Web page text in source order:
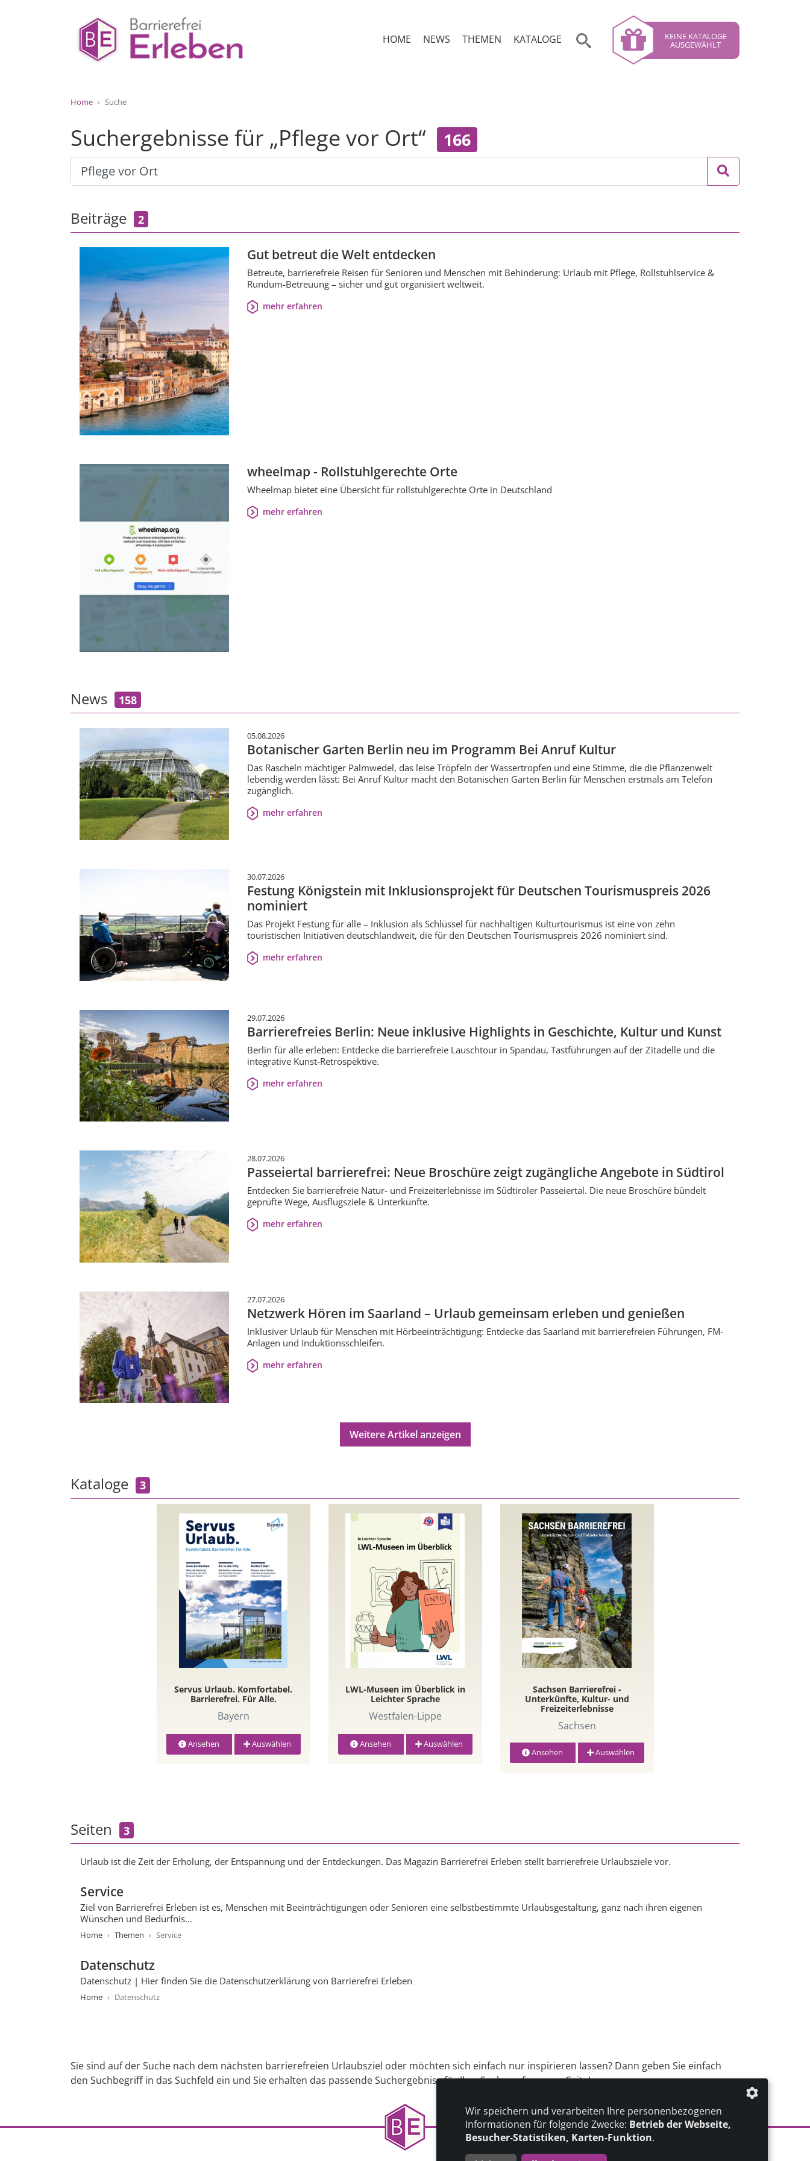
HOME NEWS THEMEN KATALOGE KEINE KATALOGE
AUSGEWÄHLT
Home Suche
Suchergebnisse für „Pflege vor Ort“ 166
Beiträge 2
Gut betreut die Welt entdecken
Betreute, barrierefreie Reisen für Senioren und Menschen mit Behinderung: Urlaub mit Pflege, Rollstuhlservice &
Rundum-Betreuung – sicher und gut organisiert weltweit.
mehr erfahren
wheelmap - Rollstuhlgerechte Orte
Wheelmap bietet eine Übersicht für rollstuhlgerechte Orte in Deutschland
mehr erfahren
News 158
05.08.2026
Botanischer Garten Berlin neu im Programm Bei Anruf Kultur
Das Rascheln mächtiger Palmwedel, das leise Tröpfeln der Wassertropfen und eine Stimme, die die Pflanzenwelt
lebendig werden lässt: Bei Anruf Kultur macht den Botanischen Garten Berlin für Menschen erstmals am Telefon
zugänglich.
mehr erfahren
30.07.2026
Festung Königstein mit Inklusionsprojekt für Deutschen Tourismuspreis 2026
nominiert
Das Projekt Festung für alle – Inklusion als Schlüssel für nachhaltigen Kulturtourismus ist eine von zehn
touristischen Initiativen deutschlandweit, die für den Deutschen Tourismuspreis 2026 nominiert sind.
mehr erfahren
29.07.2026
Barrierefreies Berlin: Neue inklusive Highlights in Geschichte, Kultur und Kunst
Berlin für alle erleben: Entdecke die barrierefreie Lauschtour in Spandau, Tastführungen auf der Zitadelle und die
integrative Kunst-Retrospektive.
mehr erfahren
28.07.2026
Passeiertal barrierefrei: Neue Broschüre zeigt zugängliche Angebote in Südtirol
Entdecken Sie barrierefreie Natur- und Freizeiterlebnisse im Südtiroler Passeiertal. Die neue Broschüre bündelt
geprüfte Wege, Ausflugsziele & Unterkünfte.
mehr erfahren
27.07.2026
Netzwerk Hören im Saarland – Urlaub gemeinsam erleben und genießen
Inklusiver Urlaub für Menschen mit Hörbeeinträchtigung: Entdecke das Saarland mit barrierefreien Führungen, FM-
Anlagen und Induktionsschleifen.
mehr erfahren
Weitere Artikel anzeigen
Kataloge 3
Servus Urlaub. Komfortabel.
Barrierefrei. Für Alle.
Bayern
Ansehen Auswählen
LWL-Museen im Überblick in
Leichter Sprache
Westfalen-Lippe
Ansehen Auswählen
Sachsen Barrierefrei -
Unterkünfte, Kultur- und
Freizeiterlebnisse
Sachsen
Ansehen Auswählen
Seiten 3
Urlaub ist die Zeit der Erholung, der Entspannung und der Entdeckungen. Das Magazin Barrierefrei Erleben stellt barrierefreie Urlaubsziele vor.
Service
Ziel von Barrierefrei Erleben ist es, Menschen mit Beeinträchtigungen oder Senioren eine selbstbestimmte Urlaubsgestaltung, ganz nach ihren eigenen
Wünschen und Bedürfnis...
Home Themen Service
Datenschutz
Datenschutz | Hier finden Sie die Datenschutzerklärung von Barrierefrei Erleben
Home Datenschutz
Sie sind auf der Suche nach dem nächsten barrierefreien Urlaubsziel oder möchten sich einfach nur inspirieren lassen? Dann geben Sie einfach
den Suchbegriff in das Suchfeld ein und Sie erhalten das passende Suchergebniss für Ihre Suche auf unserer Seite!
Wir speichern und verarbeiten Ihre personenbezogenen
Informationen für folgende Zwecke: Betrieb der Webseite,
Besucher-Statistiken, Karten-Funktion.